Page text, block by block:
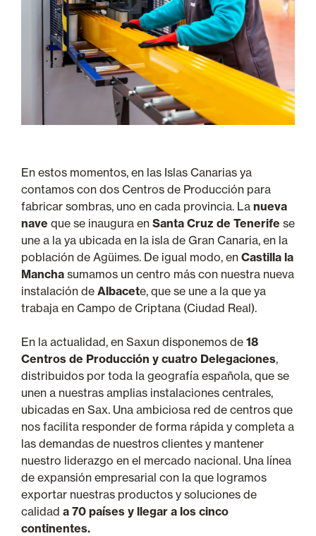
En estos momentos, en las Islas Canarias ya
contamos con dos Centros de Producción para
fabricar sombras, uno en cada provincia. La nueva
nave que se inaugura en Santa Cruz de Tenerife se
une a la ya ubicada en la isla de Gran Canaria, en la
población de Agüimes. De igual modo, en Castilla la
Mancha sumamos un centro más con nuestra nueva
instalación de Albacete, que se une a la que ya
trabaja en Campo de Criptana (Ciudad Real).
En la actualidad, en Saxun disponemos de 18
Centros de Producción y cuatro Delegaciones,
distribuidos por toda la geografía española, que se
unen a nuestras amplias instalaciones centrales,
ubicadas en Sax. Una ambiciosa red de centros que
nos facilita responder de forma rápida y completa a
las demandas de nuestros clientes y mantener
nuestro liderazgo en el mercado nacional. Una línea
de expansión empresarial con la que logramos
exportar nuestras productos y soluciones de
calidad a 70 países y llegar a los cinco
continentes.